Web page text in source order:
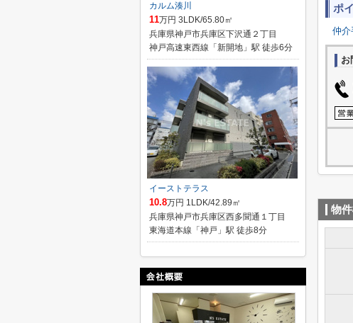
ポ
仲介
お
物
カルム湊川
11万円 3LDK/65.80㎡
兵庫県神戸市兵庫区下沢通２丁目
神戸高速東西線「新開地」駅 徒歩6分
イーストテラス
10.8万円 1LDK/42.89㎡
兵庫県神戸市兵庫区西多聞通１丁目
東海道本線「神戸」駅 徒歩8分